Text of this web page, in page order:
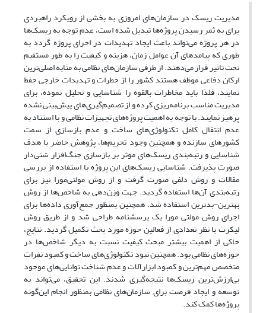
مدیریت ریسک در سازمان‌های امروزی به بخشی از رویکرد راهبردی
برای به ثمر رسیدن پروژه‌ها تبدیل شده است، عدم توجه به ریسک‌ها
در هر پروژه می‌تواند باعث ایجاد تهدیدات در اجرای پروژه گردد به
طوری که پیامدهای آن عوامل زمان، هزینه و کیفیت را به طور مستقیم
تحت تاثیر قرار می‌دهند. از طرفی سازمان‌های نظامی به مثابه اصلی‌ترین
ارکان دفاعی موظف هستند کشور را از خطرات و تهدیدات خارجی حفظ
نمایند، فلذا باید مخاطرات بالقوه را شناسایی و تحلیل نموده، برای
مدیریت مناسب برنامه‌ریزی کرده و از تصمیم‌گیری‌های پیش‌بینی نشده
پرهیز نمایند. با توجه به اهمیت پروژه‌های تجهیزات نظامی و با استناد به
عدم انتقال کامل تکنولوژی‌های ساخت و عدم بازسازی از سمت
کشور‌های سازنده و همچنین وجود تحریم‌ها، پژوهش حاضر با هدف
شناسایی و رتبه‌بندی ریسک‌های موثر بر بازسازی جنگ‌افزار شنی‌دار
صورت پذیرفت. شناسایی ریسک‌های این پروژه با استفاده از بررسی
مقالات و روش دلفی صورت گرفت و از روش مولتی‌مورا نیز برای
رتبه‌بندی آن‌ها استفاده گردید. جهت وزن‌دهی به شاخص‌ها از روش
بهترین-بدترین استفاده شد. همچنین بمنظور جمع‌آوری داده‌ها برای
اجرای روش مولتی مورا یک پرسشنامه طراحی شد و از طریق روش
لیکرت با نظر تعدادی از فعالین حوزه مورد بحث تکمیل گردید. نتایج،
حاکی از اهمیت بیشتر مبحث کیفیت نسبت به دیگر شاخص‌ها در
حوزه‌های نظامی بود. همچنین نبود تکنولوژی‌های ساخت و کمبود نفرات
متخصص مهم‌ترین و کمبود ابزارآلات و عدم شناخت توانایی‌های موجود
بی‌ارزش‌ترین ریسک‌ها نتیجه‌گیری شدند. این تحقیق، می‌تواند به
توسعه و ایجاد فرصت برای سازمان‌های نظامی بمنظور انجام این‌گونه
پروژه‌ها کمک کند.